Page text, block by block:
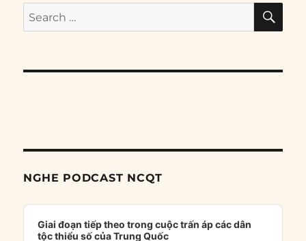
Search
for:
NGHE PODCAST NCQT
Audio
Player
Giai đoạn tiếp theo trong cuộc trấn áp các dân
tộc thiểu số của Trung Quốc